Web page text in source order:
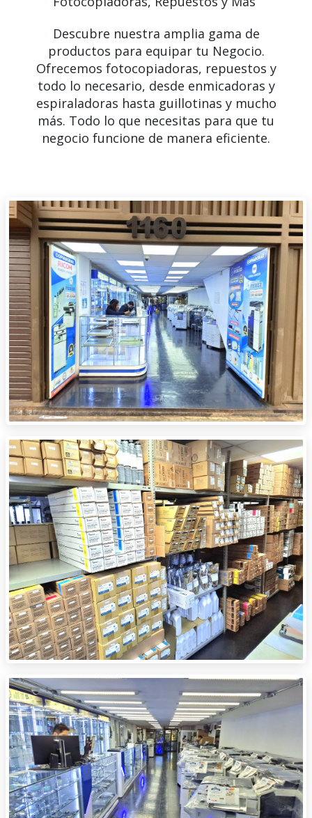
Descubre nuestra amplia gama de
productos para equipar tu Negocio.
Ofrecemos fotocopiadoras, repuestos y
todo lo necesario, desde enmicadoras y
espiraladoras hasta guillotinas y mucho
más. Todo lo que necesitas para que tu
negocio funcione de manera eficiente.